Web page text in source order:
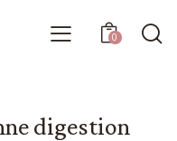
0
digestion